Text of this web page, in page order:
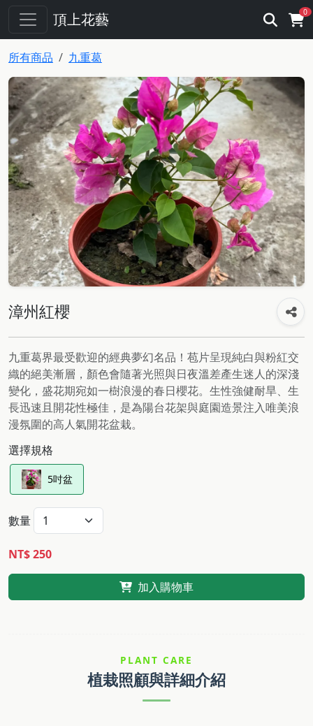
頂上花藝 0
所有商品 九重葛
漳州紅櫻
九重葛界最受歡迎的經典夢幻名品！苞片呈現純白與粉紅交
織的絕美漸層，顏色會隨著光照與日夜溫差產生迷人的深淺
變化，盛花期宛如一樹浪漫的春日櫻花。生性強健耐旱、生
長迅速且開花性極佳，是為陽台花架與庭園造景注入唯美浪
漫氛圍的高人氣開花盆栽。
選擇規格
5吋盆
數量
NT$ 250
加入購物車
PLANT CARE
植栽照顧與詳細介紹